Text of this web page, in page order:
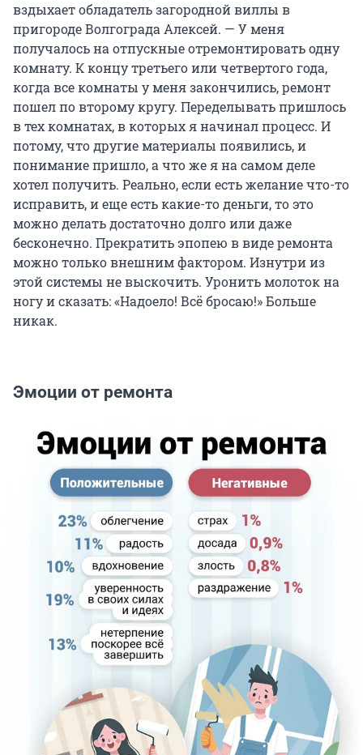
вздыхает обладатель загородной виллы в
пригороде Волгограда Алексей. — У меня
получалось на отпускные отремонтировать одну
комнату. К концу третьего или четвертого года,
когда все комнаты у меня закончились, ремонт
пошел по второму кругу. Переделывать пришлось
в тех комнатах, в которых я начинал процесс. И
потому, что другие материалы появились, и
понимание пришло, а что же я на самом деле
хотел получить. Реально, если есть желание что-то
исправить, и еще есть какие-то деньги, то это
можно делать достаточно долго или даже
бесконечно. Прекратить эпопею в виде ремонта
можно только внешним фактором. Изнутри из
этой системы не выскочить. Уронить молоток на
ногу и сказать: «Надоело! Всё бросаю!» Больше
никак.
Эмоции от ремонта